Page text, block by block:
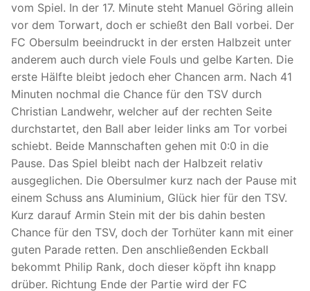
vom Spiel. In der 17. Minute steht Manuel Göring allein
vor dem Torwart, doch er schießt den Ball vorbei. Der
FC Obersulm beeindruckt in der ersten Halbzeit unter
anderem auch durch viele Fouls und gelbe Karten. Die
erste Hälfte bleibt jedoch eher Chancen arm. Nach 41
Minuten nochmal die Chance für den TSV durch
Christian Landwehr, welcher auf der rechten Seite
durchstartet, den Ball aber leider links am Tor vorbei
schiebt. Beide Mannschaften gehen mit 0:0 in die
Pause. Das Spiel bleibt nach der Halbzeit relativ
ausgeglichen. Die Obersulmer kurz nach der Pause mit
einem Schuss ans Aluminium, Glück hier für den TSV.
Kurz darauf Armin Stein mit der bis dahin besten
Chance für den TSV, doch der Torhüter kann mit einer
guten Parade retten. Den anschließenden Eckball
bekommt Philip Rank, doch dieser köpft ihn knapp
drüber. Richtung Ende der Partie wird der FC